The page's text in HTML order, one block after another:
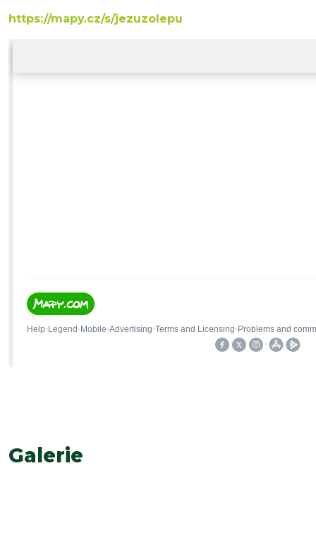
https://mapy.cz/s/jezuzolepu
Galerie